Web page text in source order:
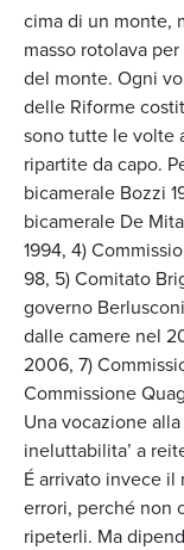
cima di un monte,
masso rotolava
del monte. Ogni
delle Riforme
sono tutte le volte
ripartite da capo.
bicamerale Bozzi
bicamerale De
1994, 4)
98, 5) Comitato
governo
dalle camere nel
2006, 7)
Commissione
Una vocazione
ineluttabilita’ a
É arrivato invece
errori, perché non
ripeterli. Ma